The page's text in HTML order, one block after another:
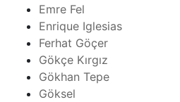
Emre Fel
Enrique Iglesias
Ferhat Göçer
Gökçe Kırgız
Gökhan Tepe
Göksel